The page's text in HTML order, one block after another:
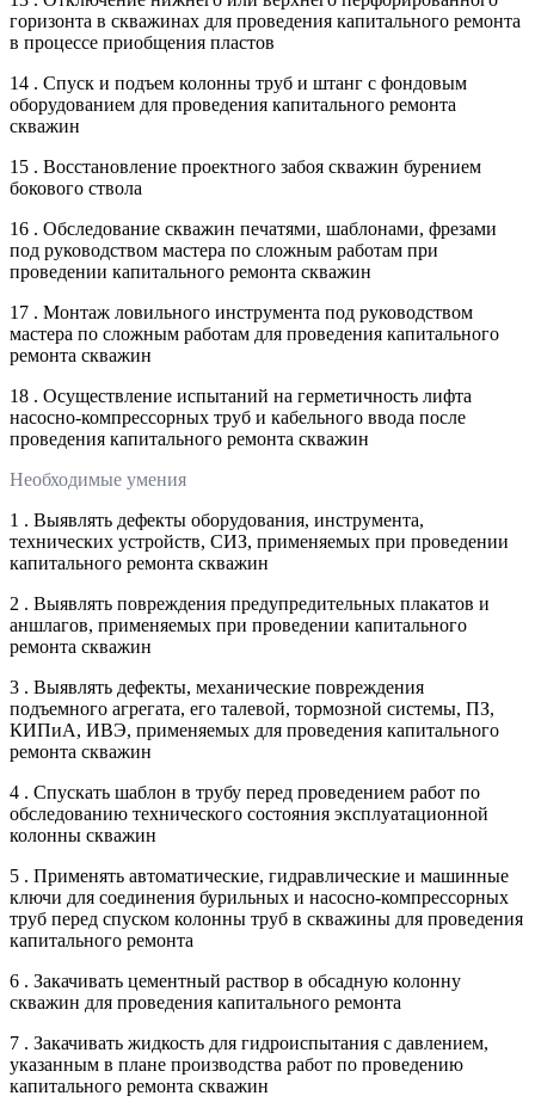
горизонта в скважинах для проведения капитального ремонта
в процессе приобщения пластов
14 . Спуск и подъем колонны труб и штанг с фондовым
оборудованием для проведения капитального ремонта
скважин
15 . Восстановление проектного забоя скважин бурением
бокового ствола
16 . Обследование скважин печатями, шаблонами, фрезами
под руководством мастера по сложным работам при
проведении капитального ремонта скважин
17 . Монтаж ловильного инструмента под руководством
мастера по сложным работам для проведения капитального
ремонта скважин
18 . Осуществление испытаний на герметичность лифта
насосно-компрессорных труб и кабельного ввода после
проведения капитального ремонта скважин
Необходимые умения
1 . Выявлять дефекты оборудования, инструмента,
технических устройств, СИЗ, применяемых при проведении
капитального ремонта скважин
2 . Выявлять повреждения предупредительных плакатов и
аншлагов, применяемых при проведении капитального
ремонта скважин
3 . Выявлять дефекты, механические повреждения
подъемного агрегата, его талевой, тормозной системы, ПЗ,
КИПиА, ИВЭ, применяемых для проведения капитального
ремонта скважин
4 . Спускать шаблон в трубу перед проведением работ по
обследованию технического состояния эксплуатационной
колонны скважин
5 . Применять автоматические, гидравлические и машинные
ключи для соединения бурильных и насосно-компрессорных
труб перед спуском колонны труб в скважины для проведения
капитального ремонта
6 . Закачивать цементный раствор в обсадную колонну
скважин для проведения капитального ремонта
7 . Закачивать жидкость для гидроиспытания с давлением,
указанным в плане производства работ по проведению
капитального ремонта скважин